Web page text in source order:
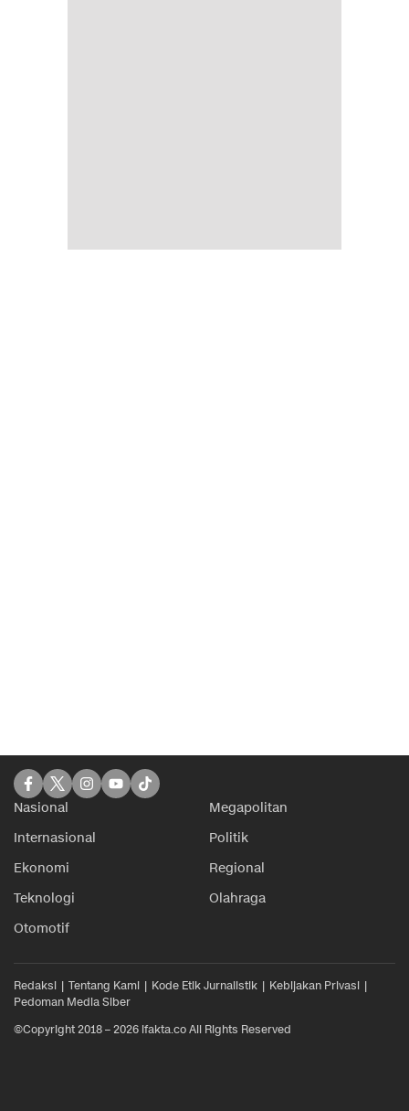
Nasional
Megapolitan
Internasional
Politik
Ekonomi
Regional
Teknologi
Olahraga
Otomotif
Redaksi Tentang Kami Kode Etik Jurnalistik
Kebijakan Privasi
Pedoman Media Siber
©Copyright 2018 – 2026 ifakta.co All Rights Reserved